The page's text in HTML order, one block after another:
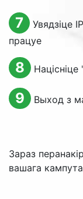
7
Увядзіце
працуе
8 Націсніце
9 Выход з
Зараз
вашага